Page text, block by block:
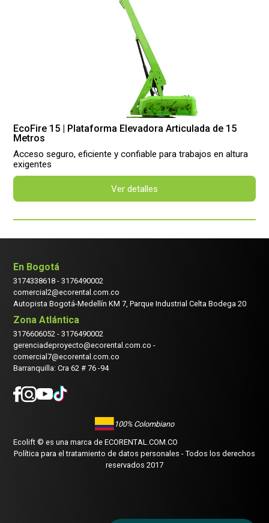
EcoFire 15 | Plataforma Elevadora Articulada de 15
Metros
Acceso seguro, eficiente y confiable para trabajos en altura
exigentes
Ver detalles
En Bogotá
3174338618 -3176490002
comercial2@ecorental.com.co
Autopista Bogotá-Medellín KM 7, Parque Industrial Celta Bodega 20
Zona Atlántica
3176606052 -3176490002
gerenciadeproyecto@ecorental.com.co -
comercial7@ecorental.com.co
Barranquilla: Cra 62 # 76 -94
100% Colombiano
Ecolift © es una marca deECORENTAL.COM.CO
Política para el tratamiento de datos personales - Todos los derechos
reservados 2017